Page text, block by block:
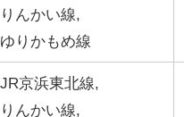
りんかい線,
ゆりかもめ線
JR京浜東北線,
りんかい線,